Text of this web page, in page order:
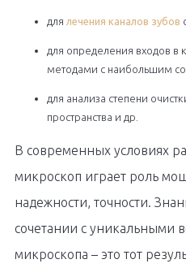
для лечения каналов зубов
для определения входов
методами с наибольшим
для анализа степени
пространства и др.
В современных условиях
микроскоп играет роль
надежности, точности.
сочетании с уникальными
микроскопа – это тот